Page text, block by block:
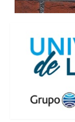
3/10-14/11/
III